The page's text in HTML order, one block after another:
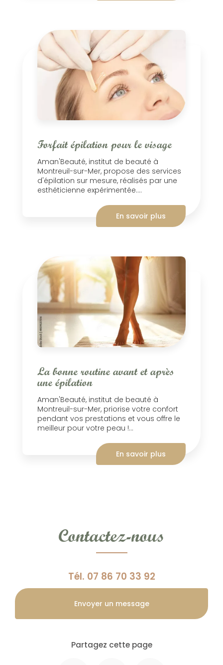
Forfait épilation pour le visage
Aman'Beauté, institut de beauté à
Montreuil-sur-Mer, propose des services
d'épilation sur mesure, réalisés par une
esthéticienne expérimentée....
En savoir plus
La bonne routine avant et après
une épilation
Aman'Beauté, institut de beauté à
Montreuil-sur-Mer, priorise votre confort
pendant vos prestations et vous offre le
meilleur pour votre peau !...
En savoir plus
Contactez-nous
Tél. 07 86 70 33 92
Envoyer un message
Partagez cette page